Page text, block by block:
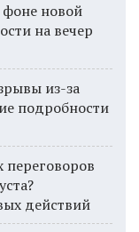
новой
на вечер
из-за
подробности
переговоров
действий